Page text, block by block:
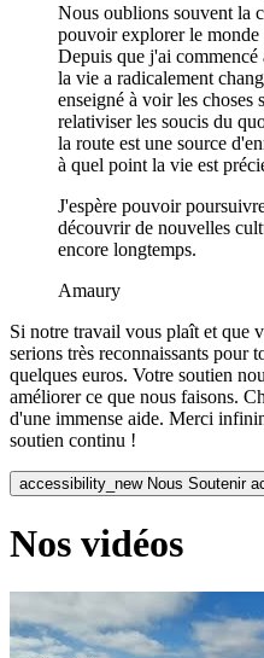
Nous oublions souvent la
pouvoir explorer le monde
Depuis que j'ai
la vie a radicalement
enseigné à voir les choses
relativiser les soucis du
la route est une source
à quel point la vie est
J'espère pouvoir
découvrir de nouvelles
encore longtemps.
Amaury
Si notre travail vous plaît et que
serions très reconnaissants pour
quelques euros. Votre soutien
améliorer ce que nous faisons.
d'une immense aide. Merci
soutien continu !
accessibility_newNous Soutenir
Nos vidéos